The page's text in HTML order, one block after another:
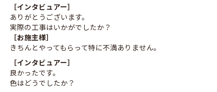
［インタビュアー］
ありがとうございます。
実際の工事はいかがでしたか？
［お施主様］
きちんとやってもらって特に不満ありません。
［インタビュアー］
良かったです。
色はどうでしたか？